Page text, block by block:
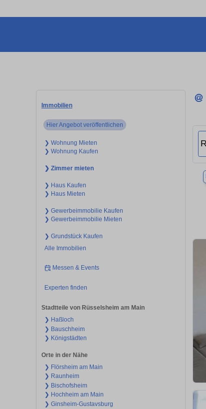
Immobilien
Hier Angebot veröffentlichen
❯ Wohnung Mieten
❯ Wohnung Kaufen
❯ Zimmer mieten
❯ Haus Kaufen
❯ Haus Mieten
❯ Gewerbeimmobilie Kaufen
❯ Gewerbeimmobilie Mieten
❯ Grundstück Kaufen
Alle Immobilien
Messen & Events
Experten finden
Stadtteile von Rüsselsheim am Main
❯ Haßloch
❯ Bauschheim
❯ Königstädten
Orte in der Nähe
❯ Flörsheim am Main
❯ Raunheim
❯ Bischofsheim
❯ Hochheim am Main
❯ Ginsheim-Gustavsburg